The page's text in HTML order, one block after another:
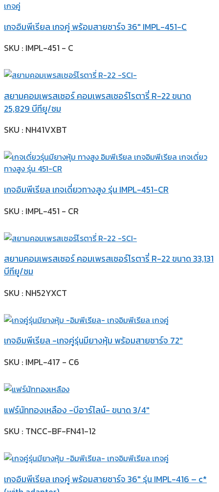
เกจอิมพีเรียล เกจคู่ พร้อมสายชาร์จ 36″ IMPL-451-C
SKU : IMPL-451 - C
สยามคอมเพรสเซอร์ คอมเพรสเซอร์โรตารี่ R-22 ขนาด
25,829 บีทียู/ชม
SKU : NH41VXBT
เกจอิมพีเรียล เกจเดี่ยวทางสูง รุ่น IMPL-451-CR
SKU : IMPL-451 - CR
สยามคอมเพรสเซอร์ คอมเพรสเซอร์โรตารี่ R-22 ขนาด 33,131
บีทียู/ชม
SKU : NH52YXCT
เกจอิมพีเรียล -เกจคู่รุ่นมียางหุ้ม พร้อมสายชาร์จ 72″
SKU : IMPL-417 - C6
แฟร์นัททองเหลือง -บีอาร์ไลน์- ขนาด 3/4″
SKU : TNCC-BF-FN41-12
เกจอิมพีเรียล เกจคู่ พร้อมสายชาร์จ 36″ รุ่น IMPL-416 – c*